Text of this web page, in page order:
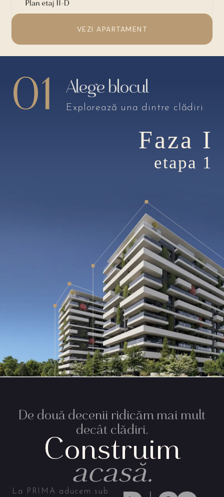
VEZI APARTAMENT
01 Alege blocul
Explorează una dintre clădiri
Faza I
etapa 1
De două decenii ridicăm mai mult
decât clădiri.
Construim
acasă.
La PRIMA aducem sub